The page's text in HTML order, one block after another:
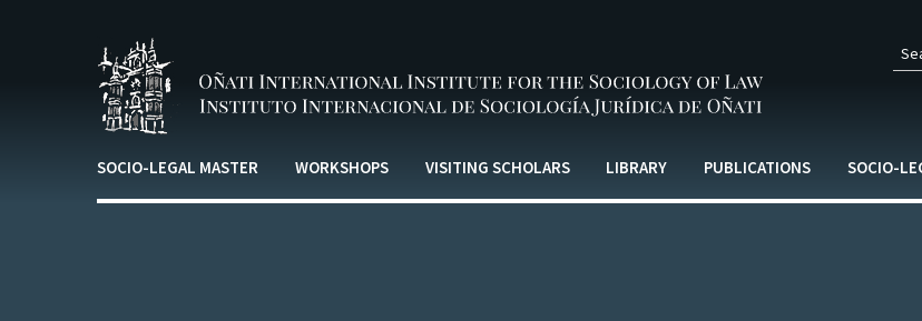
SOCIO-LEGAL MASTER WORKSHOPS VISITING SCHOLARS LIBRARY PUBLICATIONS SOCIO-